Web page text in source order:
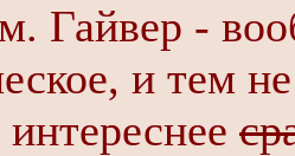
Гайвер -
и тем